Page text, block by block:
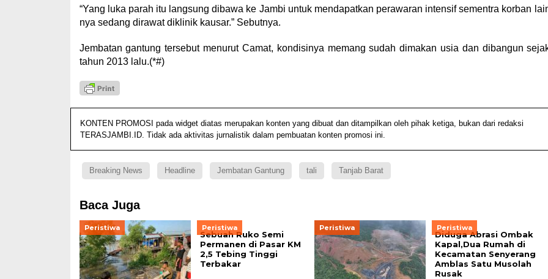
“Yang luka parah itu langsung dibawa ke Jambi untuk mendapatkan perawaran intensif sementra korban
nya sedang dirawat diklinik kausar.” Sebutnya.
Jembatan gantung tersebut menurut Camat, kondisinya memang sudah dimakan usia dan dibangun
tahun 2013 lalu.(*#)
KONTEN PROMOSI pada widget diatas merupakan konten yang dibuat dan ditampilkan oleh pihak ketiga, bukan dari redaksi
TERASJAMBI.ID. Tidak ada aktivitas jurnalistik dalam pembuatan konten promosi ini.
Breaking News Headline Jembatan Gantung tali Tanjab Barat
Baca Juga
Peristiwa Peristiwa
Sebuah Ruko Semi
Permanen di Pasar KM
2,5 Tebing Tinggi
Terbakar
Peristiwa Peristiwa
Diduga Abrasi Ombak
Kapal,Dua Rumah di
Kecamatan Senyerang
Amblas Satu Musolah
Rusak